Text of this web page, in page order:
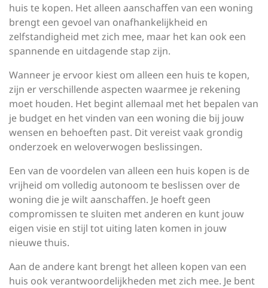
huis te kopen. Het alleen aanschaffen van een woning
brengt een gevoel van onafhankelijkheid en
zelfstandigheid met zich mee, maar het kan ook een
spannende en uitdagende stap zijn.
Wanneer je ervoor kiest om alleen een huis te kopen,
zijn er verschillende aspecten waarmee je rekening
moet houden. Het begint allemaal met het bepalen van
je budget en het vinden van een woning die bij jouw
wensen en behoeften past. Dit vereist vaak grondig
onderzoek en weloverwogen beslissingen.
Een van de voordelen van alleen een huis kopen is de
vrijheid om volledig autonoom te beslissen over de
woning die je wilt aanschaffen. Je hoeft geen
compromissen te sluiten met anderen en kunt jouw
eigen visie en stijl tot uiting laten komen in jouw
nieuwe thuis.
Aan de andere kant brengt het alleen kopen van een
huis ook verantwoordelijkheden met zich mee. Je bent